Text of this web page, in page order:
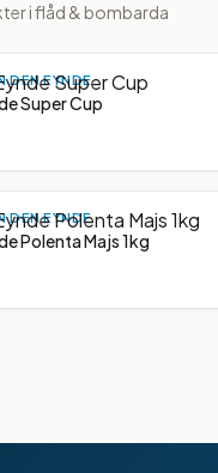
iflåd & bombarda
DEN EYNDE
Super Cup
DEN EYNDE
Polenta Majs 1kg